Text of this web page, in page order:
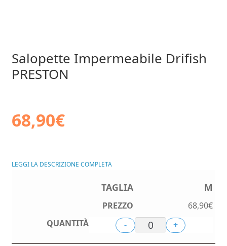
Salopette Impermeabile Drifish
PRESTON
68,90€
LEGGI LA DESCRIZIONE COMPLETA
M
68,90€
-
+